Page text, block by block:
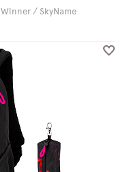
Winner / SkyName